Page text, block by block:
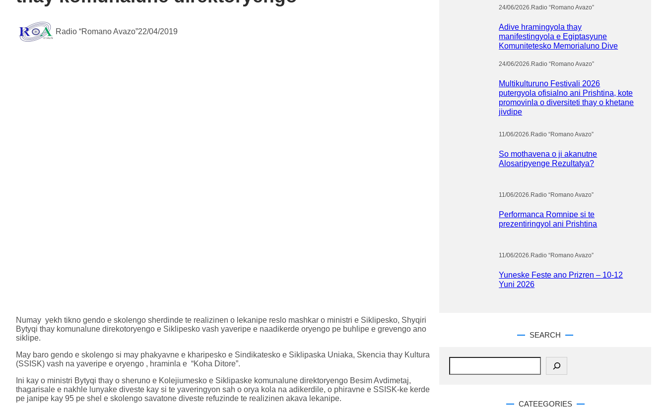
Radio “Romano Avazo”22/04/2019
Numay yekh tikno gendo e skolengo sherdinde te realizinen o lekanipe reslo mashkar o ministri e Siklipesko, Shyqiri
Bytyqi thay komunalune direkotoryengo e Siklipesko vash yaveripe e naadikerde oryengo pe buhlipe e grevengo ano
siklipe.
May baro gendo e skolengo si may phakyavne e kharipesko e Sindikatesko e Siklipaska Uniaka, Skencia thay Kultura
(SSISK) vash na yaveripe e oryengo , hraminla e “Koha Ditore”.
Ini kay o ministri Bytyqi thay o sheruno e Kolejiumesko e Siklipaske komunalune direktoryengo Besim Avdimetaj,
thagarisale e nakhle lunyake diveste kay si te yaveringyon sah o orya kola na adikerdile, o phiravne e SSISK-ke kerde
pe janipe kay 95 pe shel e skolengo savatone diveste refuzinde te realizinen akava lekanipe.
24/06/2026.Radio “Romano Avazo”
Adive hramingyola thay
manifestingyola e Egiptasyune
Komunitetesko Memorialuno Dive
24/06/2026.Radio “Romano Avazo”
Multikulturuno Festivali 2026
putergyola ofisialno ani Prishtina, kote
promovinla o diversiteti thay o khetane
jivdipe
11/06/2026.Radio “Romano Avazo”
So mothavena o ji akanutne
Alosaripyenge Rezultatya?
11/06/2026.Radio “Romano Avazo”
Performanca Romnipe si te
prezentiringyol ani Prishtina
11/06/2026.Radio “Romano Avazo”
Yuneske Feste ano Prizren – 10-12
Yuni 2026
SEARCH
S
CATEEGORIES